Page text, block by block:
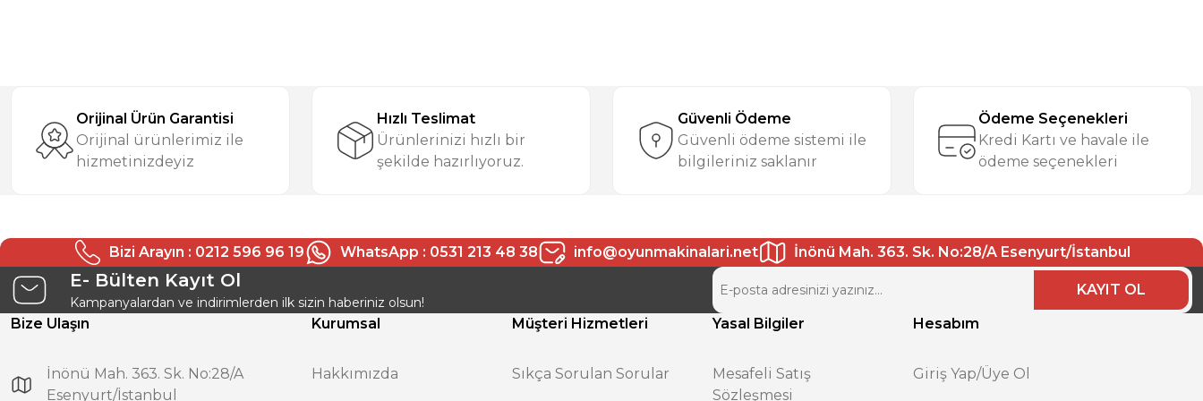
Orijinal Ürün Garantisi
Orijinal ürünlerimiz ile
hizmetinizdeyiz
Hızlı Teslimat
Ürünlerinizi hızlı bir
şekilde hazırlıyoruz.
Güvenli Ödeme
Güvenli ödeme sistemi ile
bilgileriniz saklanır
Ödeme Seçenekleri
Kredi Kartı ve havale ile
ödeme seçenekleri
Bizi Arayın : 0212 596 96 19 WhatsApp : 0531 213 48 38 info@oyunmakinalari.net İnönü Mah. 363. Sk. No:28/A Esenyurt/İstanbul
E- Bülten Kayıt Ol
Kampanyalardan ve indirimlerden ilk sizin haberiniz olsun!
KAYIT OL
Bize Ulaşın
İnönü Mah. 363. Sk. No:28/A
Esenyurt/İstanbul
Kurumsal
Hakkımızda
Müşteri Hizmetleri
Sıkça Sorulan Sorular
Yasal Bilgiler
Mesafeli Satış
Sözleşmesi
Hesabım
Giriş Yap/Üye Ol